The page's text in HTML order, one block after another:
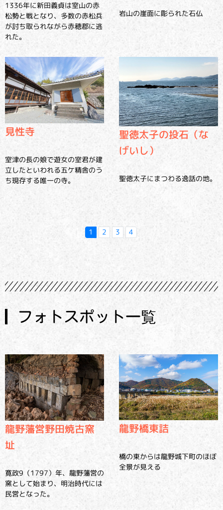
1336年に新田義貞は室山の赤
松勢と戦となり、多数の赤松兵
が討ち取られながら赤穂郡に逃
れた。
岩山の崖面に彫られた石仏
見性寺
室津の長の娘で遊女の室君が建
立したといわれる五ケ精舎のう
ち現存する唯一の寺。
聖徳太子の投石（な
げいし）
聖徳太子にまつわる逸話の地。
1 2 3 4
フォトスポット一覧
龍野藩営野田焼古窯
址
寛政9（1797）年、龍野藩営の
窯として始まり、明治時代には
民営となった。
龍野橋東詰
橋の東からは龍野城下町のほぼ
全景が見える